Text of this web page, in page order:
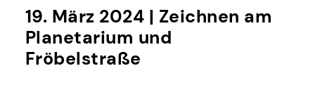
19. März 2024 | Zeichnen am
Planetarium und
Fröbelstraße